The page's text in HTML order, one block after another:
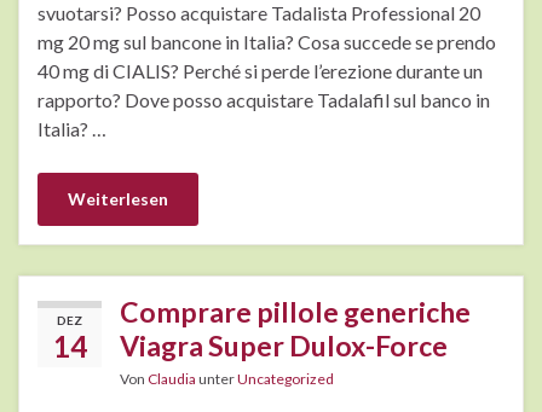
svuotarsi? Posso acquistare Tadalista Professional 20
mg 20 mg sul bancone in Italia? Cosa succede se prendo
40 mg di CIALIS? Perché si perde l’erezione durante un
rapporto? Dove posso acquistare Tadalafil sul banco in
Italia? …
Weiterlesen
DEZ
14
Comprare pillole generiche
Viagra Super Dulox-Force
Von Claudia unterUncategorized